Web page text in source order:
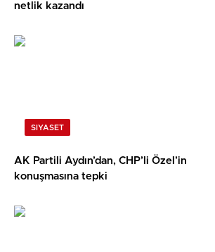
netlik kazandı
SIYASET
AK Partili Aydın’dan, CHP’li Özel’in
konuşmasına tepki